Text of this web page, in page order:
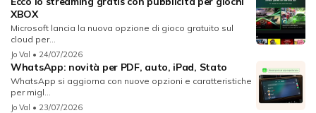
XBOX
Microsoft lancia la nuova opzione di gioco gratuito sul
cloud per...
Jo Val • 24/07/2026
WhatsApp: novità per PDF, auto, iPad, Stato
WhatsApp si aggiorna con nuove opzioni e caratteristiche
per migl...
Jo Val • 23/07/2026